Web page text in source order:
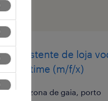
assistente de loja
full-time (m/f/x)
zona de gaia, porto